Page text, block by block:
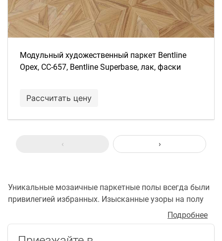
Модульный художественный паркет Bentline
Орех, СС-657, Bentline Superbase, лак, фаски
Рассчитать цену
‹ ›
Уникальные мозаичные паркетные полы всегда были
привилегией избранных. Изысканные узоры на полу
украшали дворцы монархов и их приближенных,
демонстрируя власть и богатство. И в наше время
неповторимая игра оттенков и текстур древесины
Подробнее